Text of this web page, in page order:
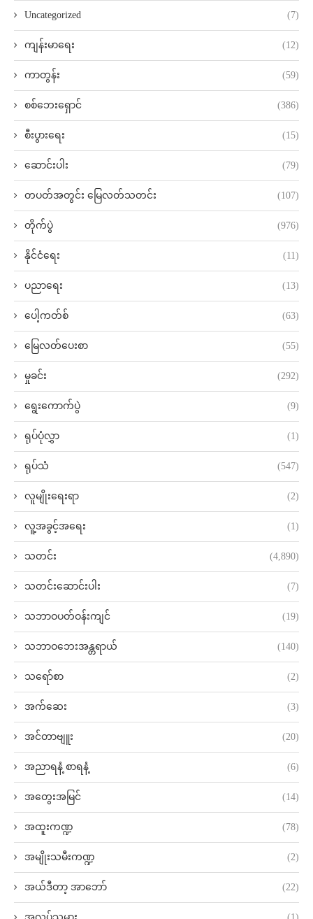
Uncategorized (7)
ကျန်းမာရေး (12)
ကာတွန်း (59)
စစ်ဘေးရှောင် (386)
စီးပွားရေး (15)
ဆောင်းပါး (79)
တပတ်အတွင်း မြေလတ်သတင်း (107)
တိုက်ပွဲ (976)
နိုင်ငံရေး (11)
ပညာရေး (13)
ပေါ့ကတ်စ် (63)
မြေလတ်ပေးစာ (55)
မှုခင်း (292)
ရွေးကောက်ပွဲ (9)
ရုပ်ပုံလွှာ (1)
ရုပ်သံ (547)
လူမျိုးရေးရာ (2)
လူ့အခွင့်အရေး (1)
သတင်း (4,890)
သတင်းဆောင်းပါး (7)
သဘာဝပတ်ဝန်းကျင် (19)
သဘာဝဘေးအန္တရာယ် (140)
သရော်စာ (2)
အက်ဆေး (3)
အင်တာဗျူး (20)
အညာရနံ့ စာရနံ့ (6)
အတွေးအမြင် (14)
အထူးကဏ္ဍ (78)
အမျိုးသမီးကဏ္ဍ (2)
အယ်ဒီတာ့ အာဘော် (22)